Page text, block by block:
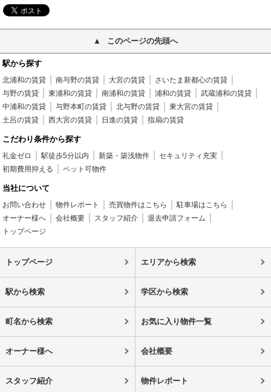
このページの先頭へ
駅から探す
北浦和の賃貸 南与野の賃貸 大宮の賃貸
さいたま新都心の賃貸
与野の賃貸
東浦和の賃貸 南浦和の賃貸 浦和の賃貸
武蔵浦和の賃貸
中浦和の賃貸
与野本町の賃貸 北与野の賃貸
東大宮の賃貸
土呂の賃貸
西大宮の賃貸 日進の賃貸 指扇の賃貸
こだわり条件から探す
礼金ゼロ 駅徒歩5分以内 新築・築浅物件
セキュリティ充実
初期費用抑える
ペット可物件
当社について
お問い合わせ 物件レポート 売買物件はこちら
駐車場はこちら
オーナー様へ
会社概要 スタッフ紹介
退去申請フォーム
トップページ
トップページ エリアから検索
駅から検索 学区から検索
町名から検索 お気に入り物件一覧
オーナー様へ 会社概要
スタッフ紹介 物件レポート